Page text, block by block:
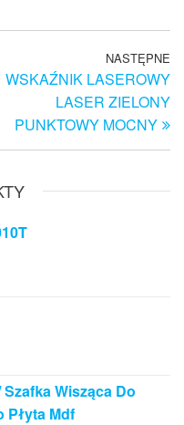
NASTĘPNE
WSKAŹNIK LASEROWY
LASER ZIELONY
PUNKTOWY MOCNY
Wisząca Do
Płyta Mdf